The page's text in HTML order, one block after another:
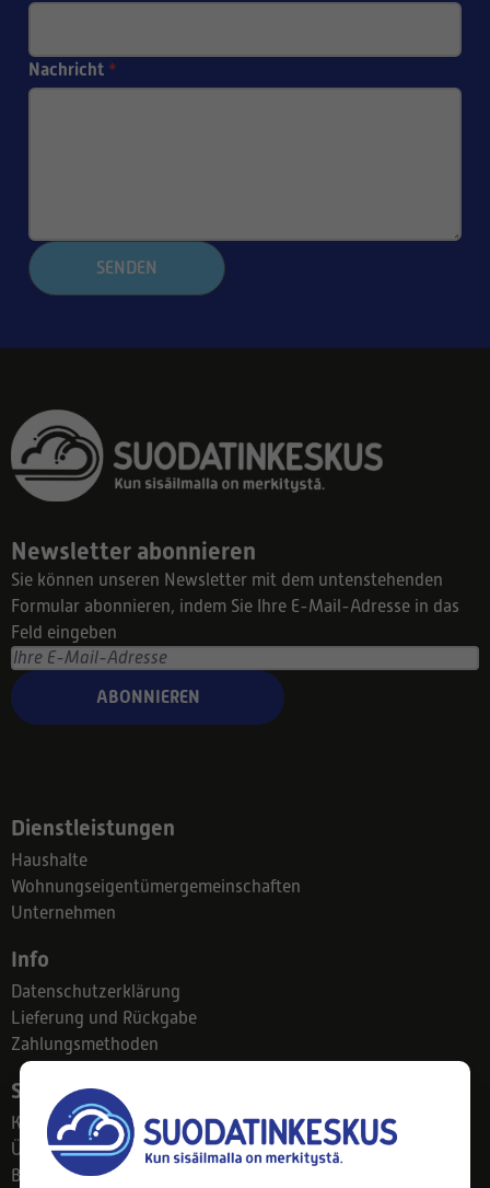
Nachricht *
SENDEN
Newsletter abonnieren
Sie können unseren Newsletter mit dem untenstehenden
Formular abonnieren, indem Sie Ihre E-Mail-Adresse in das
Feld eingeben
ABONNIEREN
Dienstleistungen
Haushalte
Wohnungseigentümergemeinschaften
Unternehmen
Info
Datenschutzerklärung
Lieferung und Rückgabe
Zahlungsmethoden
Suodatinkeskus
Kontakt
Über uns
Blog